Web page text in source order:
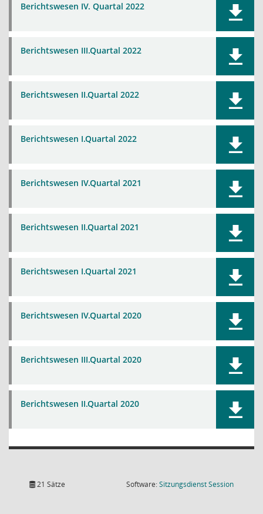
Berichtswesen IV. Quartal 2022
Berichtswesen III.Quartal 2022
Berichtswesen II.Quartal 2022
Berichtswesen I.Quartal 2022
Berichtswesen IV.Quartal 2021
Berichtswesen II.Quartal 2021
Berichtswesen I.Quartal 2021
Berichtswesen IV.Quartal 2020
Berichtswesen III.Quartal 2020
Berichtswesen II.Quartal 2020
21 Sätze Software:SitzungsdienstSession(Wird in